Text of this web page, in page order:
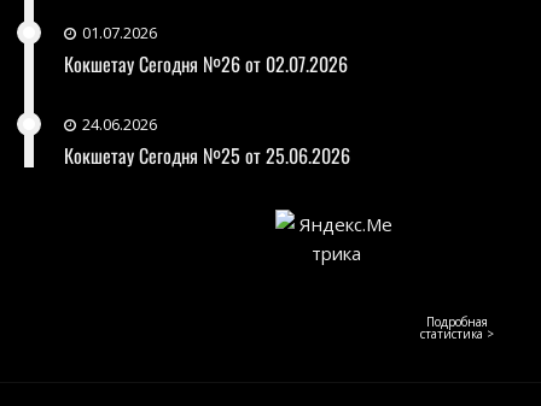
01.07.2026
Кокшетау Сегодня №26 от 02.07.2026
24.06.2026
Кокшетау Сегодня №25 от 25.06.2026
Подробная
статистика >